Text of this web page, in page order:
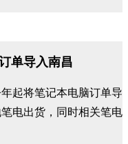
单导入南昌
起将笔记本电脑订单导
电出货，同时相关笔电